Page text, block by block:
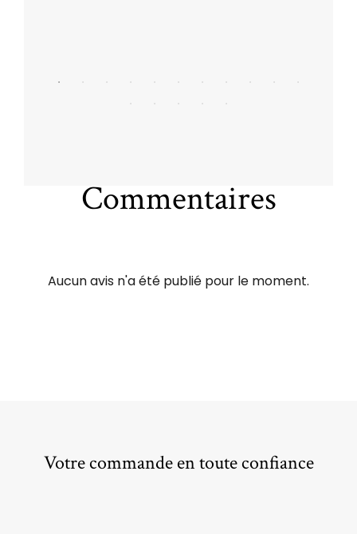
Commentaires
Aucun avis n'a été publié pour le moment.
Votre commande en toute confiance